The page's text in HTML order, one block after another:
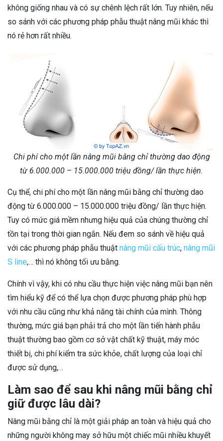
không giống nhau và có sự chênh lệch rất lớn. Tuy nhiên, nếu
so sánh với các phương pháp phẫu thuật nâng mũi khác thì
nó rẻ hơn rất nhiều.
Chi phí cho một lần nâng mũi bằng chỉ thường dao động
từ 6.000.000 – 15.000.000 triệu đồng/ lần thực hiện.
Cụ thể, chi phí cho một lần nâng mũi bằng chỉ thường dao
động từ 6.000.000 – 15.000.000 triệu đồng/ lần thực hiện.
Tuy có mức giá mềm nhưng hiệu quả của chúng thường chỉ
tồn tại trong thời gian ngắn. Nếu đem so sánh về hiệu quả
với các phương pháp phẫu thuật nâng mũi cấu trúc, nâng mũi
S line,… thì nó không tối ưu bằng.
Chính vì vậy, khi có nhu cầu thực hiện việc nâng mũi bạn nên
tìm hiểu kỹ để có thể lựa chọn được phương pháp phù hợp
với nhu cầu cũng như khả năng tài chính của mình. Thông
thường, mức giá bạn phải trả cho một lần tiến hành phẫu
thuật thường bao gồm cơ sở vật chất kỹ thuật, máy móc
thiết bị, chi phí kiểm tra sức khỏe, chất lượng của loại chỉ
được sử dụng,…
Làm sao để sau khi nâng mũi bằng chỉ
giữ được lâu dài?
Nâng mũi bằng chỉ là một giải pháp an toàn và hiệu quả cho
những người không may sở hữu một chiếc mũi nhiều khuyết